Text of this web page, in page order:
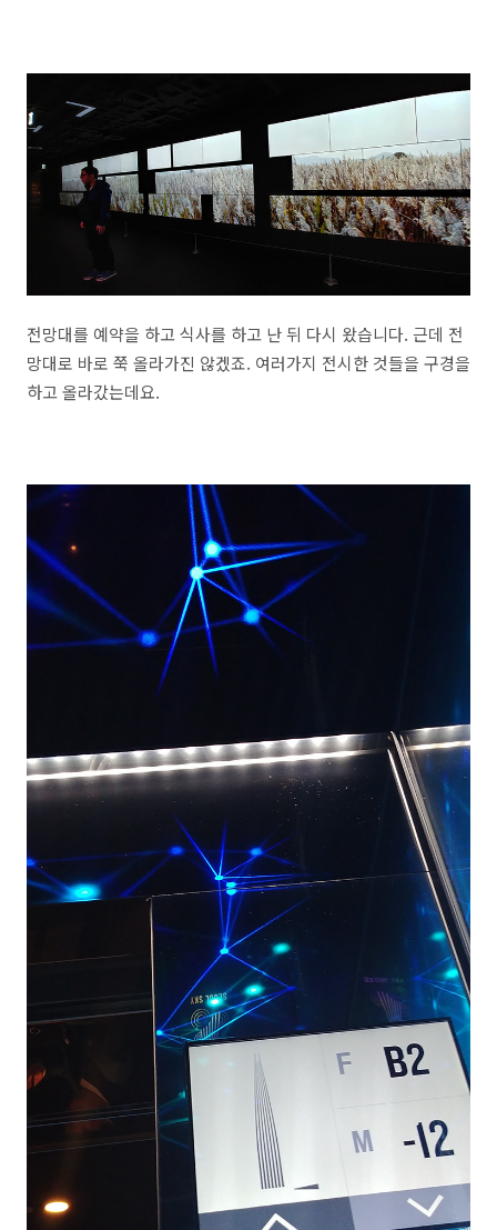
전망대를 예약을 하고 식사를 하고 난 뒤 다시 왔습니다. 근데 전
망대로 바로 쭉 올라가진 않겠죠. 여러가지 전시한 것들을 구경을
하고 올라갔는데요.